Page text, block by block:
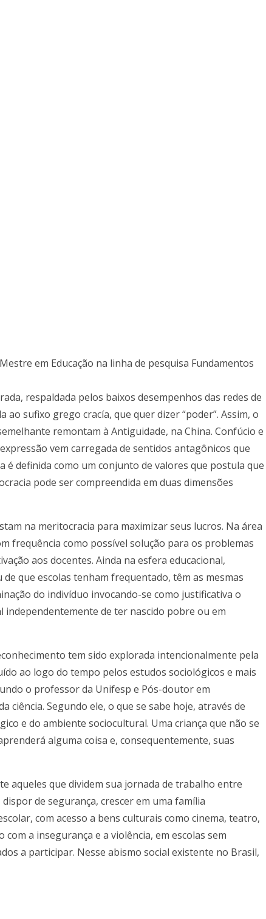
em Educação na linha de pesquisa Fundamentos
respaldada pelos baixos desempenhos das redes de
sufixo grego cracía, que quer dizer “poder”. Assim, o
remontam à Antiguidade, na China. Confúcio e
vem carregada de sentidos antagônicos que
é definida como um conjunto de valores que postula que
pode ser compreendida em duas dimensões
na meritocracia para maximizar seus lucros. Na área
frequência como possível solução para os problemas
aos docentes. Ainda na esfera educacional,
que escolas tenham frequentado, têm as mesmas
do indivíduo invocando-se como justificativa o
independentemente de ter nascido pobre ou em
tem sido explorada intencionalmente pela
ao logo do tempo pelos estudos sociológicos e mais
o professor da Unifesp e Pós-doutor em
ciência. Segundo ele, o que se sabe hoje, através de
e do ambiente sociocultural. Uma criança que não se
alguma coisa e, consequentemente, suas
aqueles que dividem sua jornada de trabalho entre
de segurança, crescer em uma família
com acesso a bens culturais como cinema, teatro,
a insegurança e a violência, em escolas sem
a participar. Nesse abismo social existente no Brasil,